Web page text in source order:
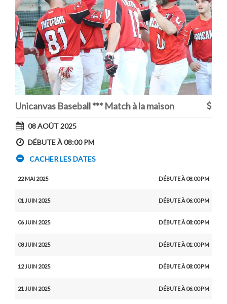
Unicanvas Baseball *** Match à la maison
08 AOÛT 2025
DÉBUTE À 08:00 PM
CACHER LES DATES
22 MAI 2025 DÉBUTE À 08:00 PM
01 JUIN 2025 DÉBUTE À 06:00 PM
06 JUIN 2025 DÉBUTE À 08:00 PM
08 JUIN 2025 DÉBUTE À 01:00 PM
12 JUIN 2025 DÉBUTE À 08:00 PM
21 JUIN 2025 DÉBUTE À 06:00 PM